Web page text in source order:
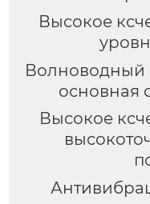
Высокое
Волноводный
основная
Высокое